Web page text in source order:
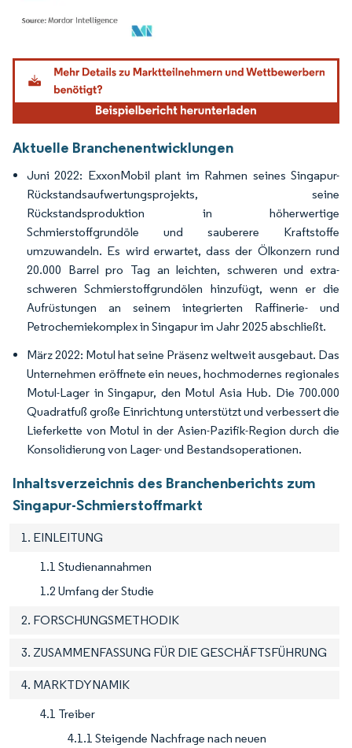
Bild © Mordor Intelligence. Wiederverwendung erfordert Namensnennung gemäß
Aktuelle Branchenentwicklungen
Juni 2022: ExxonMobil plant im Rahmen seines Singapur-
Rückstandsaufwertungsprojekts, seine
Rückstandsproduktion in höherwertige
Schmierstoffgrundöle und sauberere Kraftstoffe
umzuwandeln. Es wird erwartet, dass der Ölkonzern rund
20.000 Barrel pro Tag an leichten, schweren und extra-
schweren Schmierstoffgrundölen hinzufügt, wenn er die
Aufrüstungen an seinem integrierten Raffinerie- und
Petrochemiekomplex in Singapur im Jahr 2025 abschließt.
März 2022: Motul hat seine Präsenz weltweit ausgebaut. Das
Unternehmen eröffnete ein neues, hochmodernes regionales
Motul-Lager in Singapur, den Motul Asia Hub. Die 700.000
Quadratfuß große Einrichtung unterstützt und verbessert die
Lieferkette von Motul in der Asien-Pazifik-Region durch die
Konsolidierung von Lager- und Bestandsoperationen.
Inhaltsverzeichnis des Branchenberichts zum
Singapur-Schmierstoffmarkt
1. EINLEITUNG
1.1 Studienannahmen
1.2 Umfang der Studie
2. FORSCHUNGSMETHODIK
3. ZUSAMMENFASSUNG FÜR DIE GESCHÄFTSFÜHRUNG
4. MARKTDYNAMIK
4.1 Treiber
4.1.1 Steigende Nachfrage nach neuen